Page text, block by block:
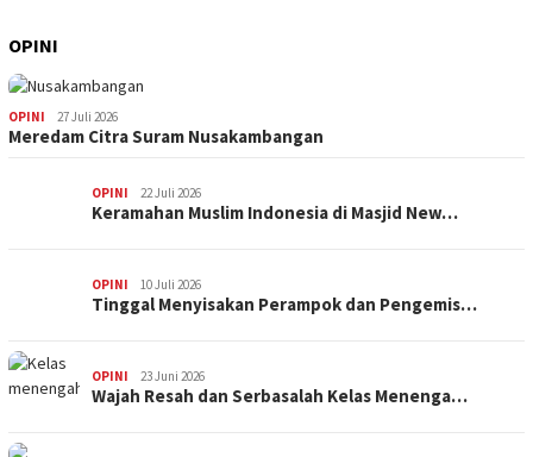
OPINI
OPINI 27 Juli 2026
Meredam Citra Suram Nusakambangan
OPINI 22 Juli 2026
Keramahan Muslim Indonesia di Masjid New…
OPINI 10 Juli 2026
Tinggal Menyisakan Perampok dan Pengemis…
OPINI 23 Juni 2026
Wajah Resah dan Serbasalah Kelas Menenga…